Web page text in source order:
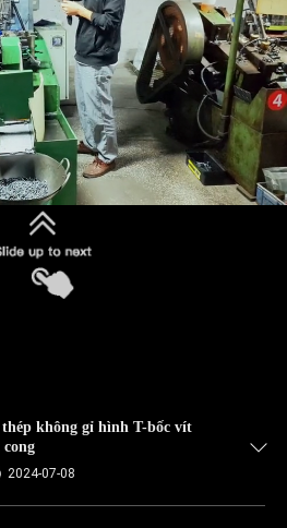
không gỉ hình T-bốc vít
2024-07-08